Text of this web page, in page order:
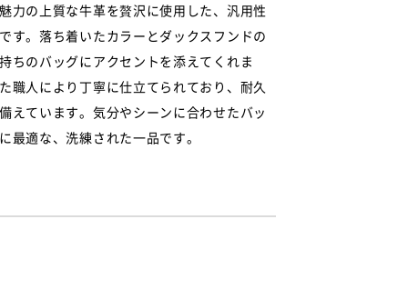
力の上質な牛革を贅沢に使用した、汎用性
す。落ち着いたカラーとダックスフンドの
ちのバッグにアクセントを添えてくれま
職人により丁寧に仕立てられており、耐久
えています。気分やシーンに合わせたバッ
最適な、洗練された一品です。